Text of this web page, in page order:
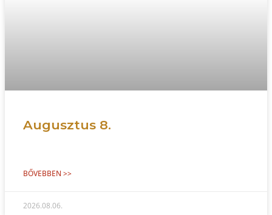
Augusztus 8.
BŐVEBBEN >>
2026.08.06.